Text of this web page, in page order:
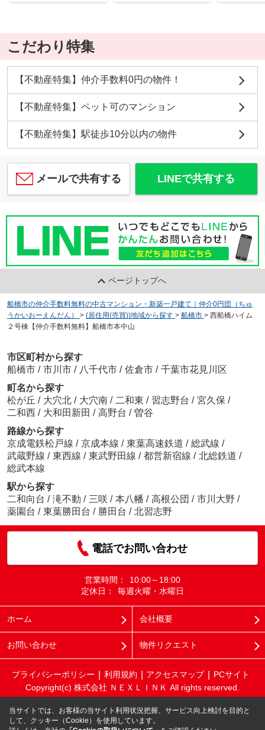
こだわり特集
【不動産特集】仲介手数料0円の物件！
【不動産特集】ペット可のマンション
【不動産特集】駅徒歩10分以内の物件
メールで共有する LINEで共有する
ページトップへ
船橋市の仲介手数料無料の中古マンション・新築一戸建て｜仲介0円団（ちゅ
うかいおーえんだん）
> (居住用(売買))地域から探す > 船橋市 > 西船橋ハイム
２号棟【仲介手数料無料】船橋市本中山
市区町村から探す
船橋市 / 市川市 / 八千代市 / 佐倉市 / 千葉市花見川区
町名から探す
松が丘 / 大穴北 / 大穴南 / 二和東 / 習志野台 / 宮久保 /
二和西 / 大和田新田 / 高野台 / 曽谷
路線から探す
京成電鉄松戸線 / 京成本線 / 東葉高速鉄道 / 総武線 /
武蔵野線 / 東西線 / 東武野田線 / 都営新宿線 / 北総鉄道 /
総武本線
駅から探す
二和向台 / 滝不動 / 三咲 / 本八幡 / 高根公団 / 市川大野 /
薬園台 / 東葉勝田台 / 勝田台 / 北習志野
電話でお問い合わせ
営業時間：
10:00～18:00
定休日：
毎週火曜・水曜日
ホーム 会社概要
お問い合わせ 物件リクエスト
プライバシーポリシー 利用規約 アクセスマップ
PCサイト
Copyright(c) 株式会社 ＮＥＸＬＩＮＫ All rights reserved.
当サイトでは、お客様の当サイト利用状況把握、サービス向上検討を目的と
して、クッキー（Cookie）を使用しています。